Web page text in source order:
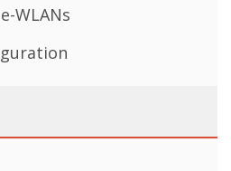
WLANs